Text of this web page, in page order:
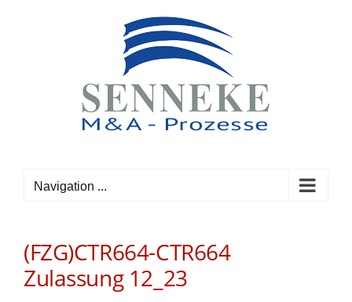
Navigation ...
(FZG)CTR664-CTR664
Zulassung 12_23